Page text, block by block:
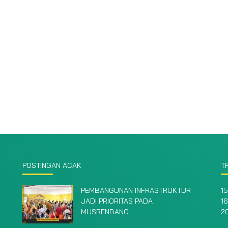
POSTINGAN ACAK
PEMBANGUNAN INFRASTRUKTUR
JADI PRIORITAS PADA
MUSRENBANG...